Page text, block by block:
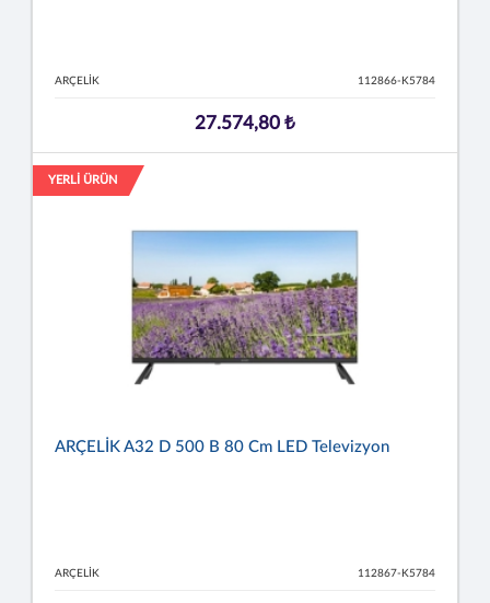
ARÇELİK 112866-K5784
27.574,80 ₺
YERLİ ÜRÜN
ARÇELİK A32 D 500 B 80 Cm LED Televizyon
ARÇELİK 112867-K5784